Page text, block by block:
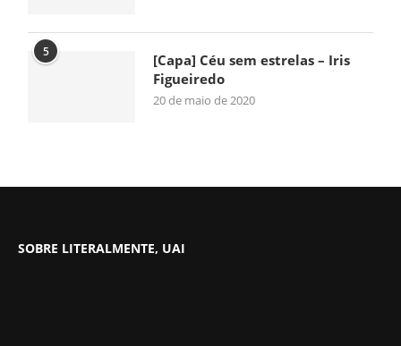
5
[Capa] Céu sem estrelas – Iris
Figueiredo
20 de maio de 2020
SOBRE LITERALMENTE, UAI